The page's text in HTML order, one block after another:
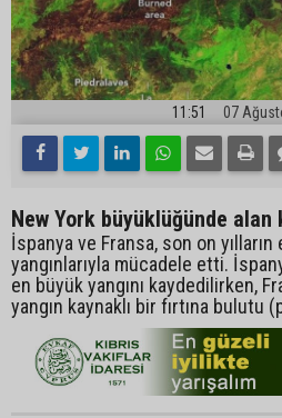
11:51 07
New York büyüklüğünde alan
İspanya ve Fransa, son on yılların
yangınlarıyla mücadele etti.
en büyük yangını kaydedilirken,
yangın kaynaklı bir fırtına bulutu